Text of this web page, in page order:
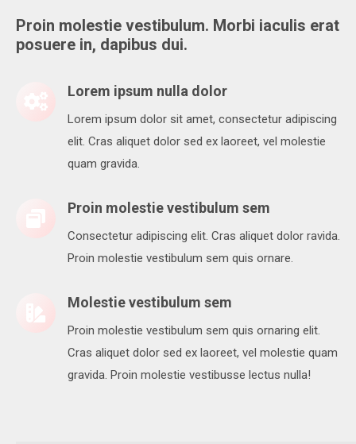
Proin molestie vestibulum. Morbi iaculis erat
posuere in, dapibus dui.
Lorem ipsum nulla dolor
Lorem ipsum dolor sit amet, consectetur adipiscing
elit. Cras aliquet dolor sed ex laoreet, vel molestie
quam gravida.
Proin molestie vestibulum sem
Consectetur adipiscing elit. Cras aliquet dolor ravida.
Proin molestie vestibulum sem quis ornare.
Molestie vestibulum sem
Proin molestie vestibulum sem quis ornaring elit.
Cras aliquet dolor sed ex laoreet, vel molestie quam
gravida. Proin molestie vestibusse lectus nulla!